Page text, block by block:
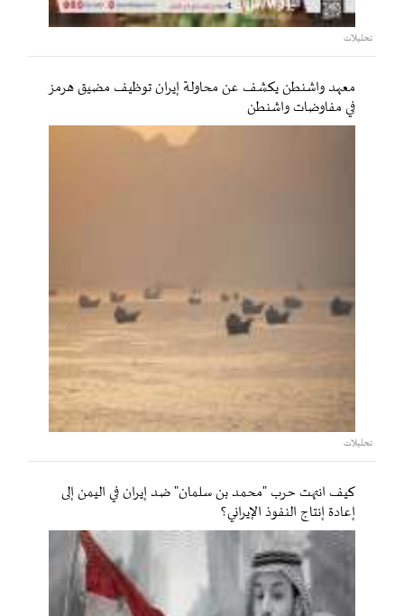
تحليلات
معهد واشنطن يكشف عن محاولة إيران توظيف مضيق هرمز
في مفاوضات واشنطن
تحليلات
كيف انتهت حرب "محمد بن سلمان" ضد إيران في اليمن إلى
إعادة إنتاج النفوذ الإيراني؟